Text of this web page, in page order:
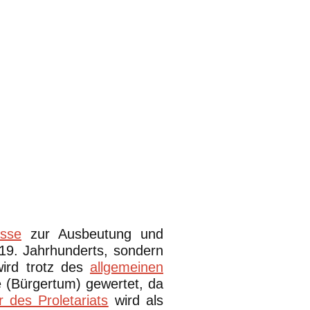
zur Ausbeutung und
Jahrhunderts, sondern
trotz des allgemeinen
gewertet, da
des Proletariats wird als